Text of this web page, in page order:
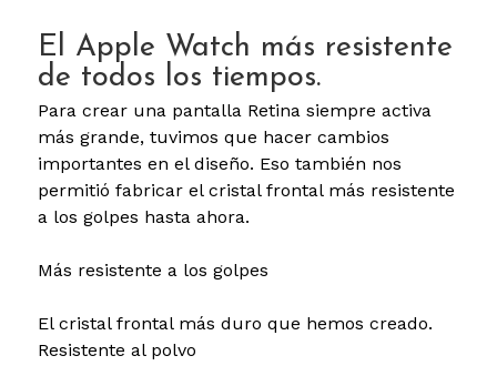
El Apple Watch más resistente
de todos los tiempos.
Para crear una pantalla Retina siempre activa
más grande, tuvimos que hacer cambios
importantes en el diseño. Eso también nos
permitió fabricar el cristal frontal más resistente
a los golpes hasta ahora.
Más resistente a los golpes
El cristal frontal más duro que hemos creado.
Resistente al polvo